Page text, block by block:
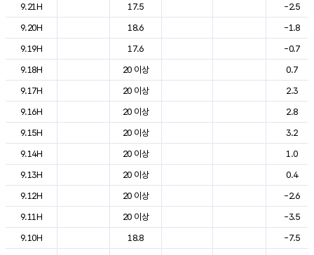
9.21H
17.5
-2.5
9.20H
18.6
-1.8
9.19H
17.6
-0.7
9.18H
20 이상
0.7
9.17H
20 이상
2.3
9.16H
20 이상
2.8
9.15H
20 이상
3.2
9.14H
20 이상
1.0
9.13H
20 이상
0.4
9.12H
20 이상
-2.6
9.11H
20 이상
-3.5
9.10H
18.8
-7.5